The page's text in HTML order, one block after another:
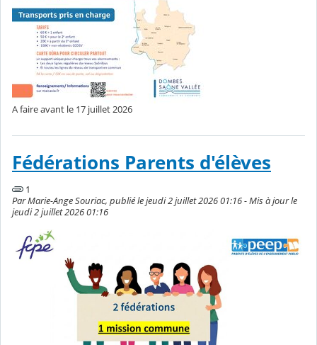
A faire avant le 17 juillet 2026
Fédérations Parents d'élèves
1
Par Marie-Ange Souriac, publié le jeudi 2 juillet 2026 01:16 - Mis à jour le
jeudi 2 juillet 2026 01:16